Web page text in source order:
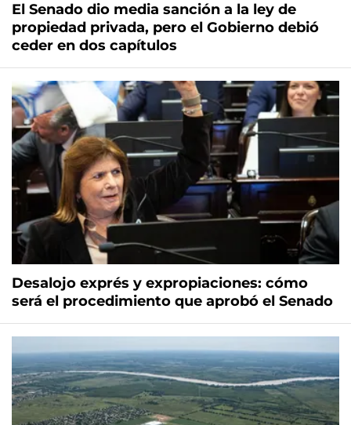
El Senado dio media sanción a la ley de
propiedad privada, pero el Gobierno debió
ceder en dos capítulos
Desalojo exprés y expropiaciones: cómo
será el procedimiento que aprobó el Senado